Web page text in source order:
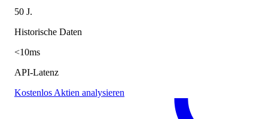
50 J.
Historische Daten
<10ms
API-Latenz
Kostenlos Aktien analysieren